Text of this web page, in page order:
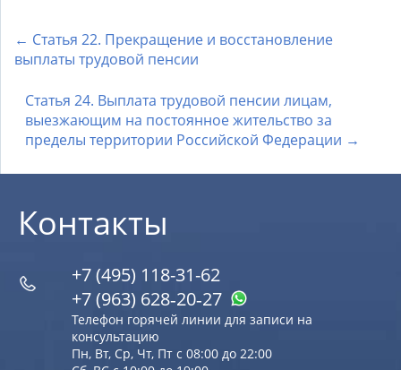
← Статья 22. Прекращение и восстановление
выплаты трудовой пенсии
Статья 24. Выплата трудовой пенсии лицам,
выезжающим на постоянное жительство за
пределы территории Российской Федерации →
Контакты
+7 (495) 118-31-62
+7 (963) 628‑20‑27
Телефон горячей линии для записи на
консультацию
Пн, Вт, Ср, Чт, Пт с 08:00 до 22:00